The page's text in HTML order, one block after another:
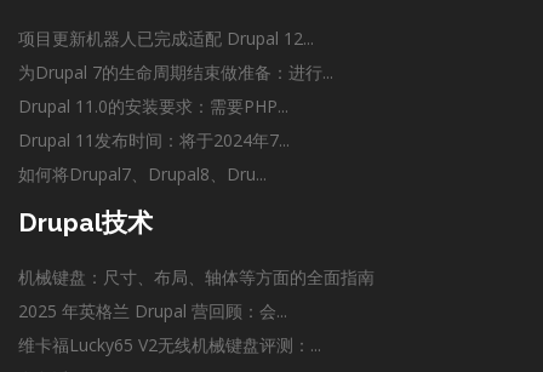
项目更新机器人已完成适配 Drupal 12...
为Drupal 7的生命周期结束做准备：进行...
Drupal 11.0的安装要求：需要PHP...
Drupal 11发布时间：将于2024年7...
如何将Drupal7、Drupal8、Dru...
Drupal技术
机械键盘：尺寸、布局、轴体等方面的全面指南
2025 年英格兰 Drupal 营回顾：会...
维卡福Lucky65 V2无线机械键盘评测：...